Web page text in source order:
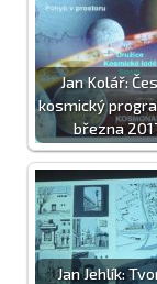
Jan Kolář:
kosmický
března
Jan Jehlík: